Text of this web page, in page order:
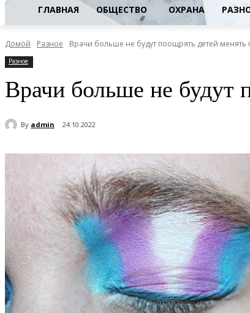
ГЛАВНАЯ ОБЩЕСТВО ОХРАНА
Домой Разное Врачи больше не будут поощрять детей менять
Разное
Врачи больше не будут
By admin 24.10.2022